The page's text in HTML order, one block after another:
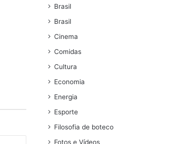
Brasil
Brasil
Cinema
Comidas
Cultura
Economia
Energia
Esporte
Filosofia de boteco
Fotos e Vídeos